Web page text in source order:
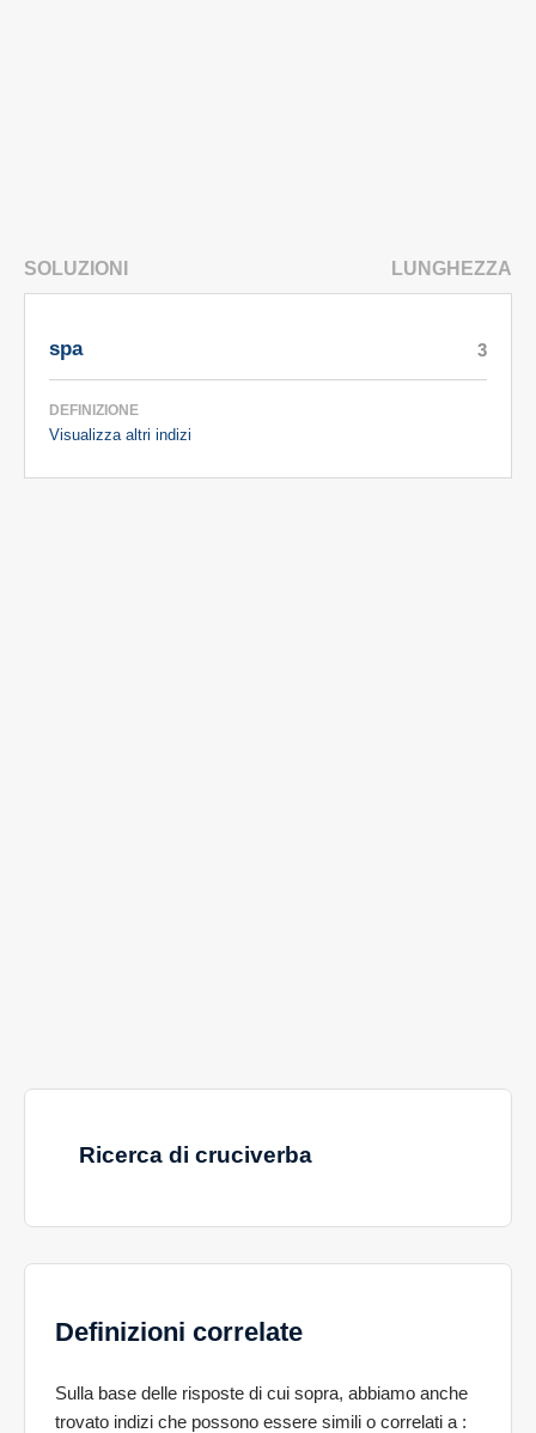
SOLUZIONI LUNGHEZZA
spa
DEFINIZIONE
Visualizza altri indizi
3
Ricerca di cruciverba
Definizioni correlate
Sulla base delle risposte di cui sopra, abbiamo anche
trovato indizi che possono essere simili o correlati a :